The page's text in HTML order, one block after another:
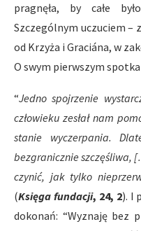
pragnęła, by całe
Szczególnym uczuciem –
od Krzyża i Graciána, w
O swym pierwszym
“Jedno spojrzenie
człowieku zesłał nam
stanie wyczerpania.
bezgranicznie szczęśliwa,
czynić, jak tylko
(Księga fundacji, 24, 2). I
dokonań: “Wyznaję bez